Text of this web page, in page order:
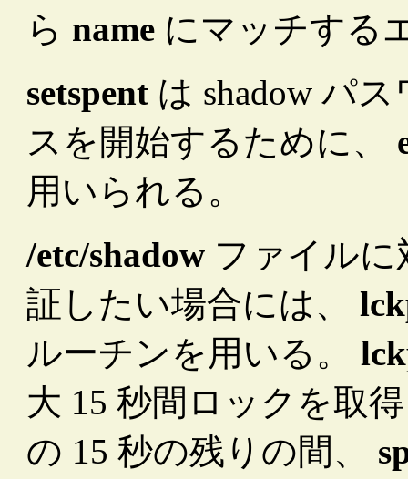
ら name にマッチする
setspent は shadow パ
スを開始するために、
用いられる。
/etc/shadow ファイル
証したい場合には、
ルーチンを用いる。
大 15 秒間ロックを取
の 15 秒の残りの間、